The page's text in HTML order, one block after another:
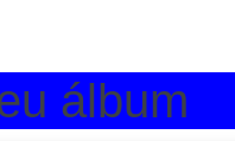
álbum